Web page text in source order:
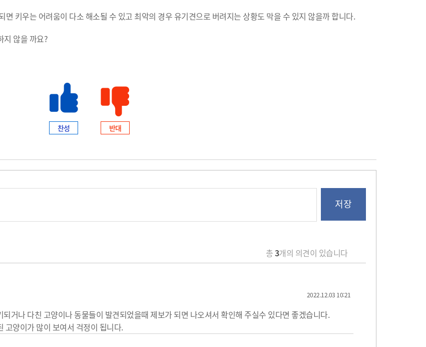
키우는 어려움이 다소 해소될 수 있고 최악의 경우 유기견으로 버려지는 상황도 막을 수 있지 않을까 합니다.
지 않을 까요?
찬성 반대
총3개의 의견이 있습니다
2022.12.03 10:21
거나 다친 고양이나 동물들이 발견되었을때 제보가 되면 나오셔서 확인해 주실수 있다면 좋겠습니다.
고양이가 많이 보여서 걱정이 됩니다.